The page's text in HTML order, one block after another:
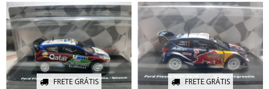
FRETE GRÁTIS FRETE GRÁTIS